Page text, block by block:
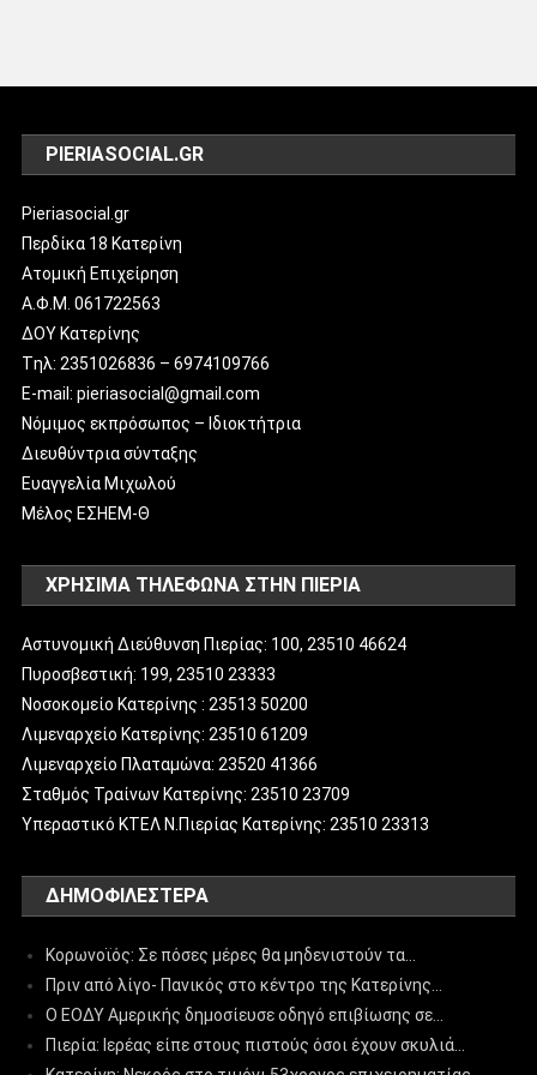
PIERIASOCIAL.GR
Pieriasocial.gr
Περδίκα 18 Κατερίνη
Ατομική Επιχείρηση
Α.Φ.Μ. 061722563
ΔΟΥ Κατερίνης
Tηλ: 2351026836 – 6974109766
E-mail: pieriasocial@gmail.com
Νόμιμος εκπρόσωπος – Ιδιοκτήτρια
Διευθύντρια σύνταξης
Ευαγγελία Μιχωλού
Μέλος ΕΣΗΕΜ-Θ
ΧΡΗΣΙΜΑ ΤΗΛΕΦΩΝΑ ΣΤΗΝ ΠΙΕΡΙΑ
Αστυνομική Διεύθυνση Πιερίας: 100, 23510 46624
Πυροσβεστική: 199, 23510 23333
Νοσοκομείο Κατερίνης : 23513 50200
Λιμεναρχείο Κατερίνης: 23510 61209
Λιμεναρχείο Πλαταμώνα: 23520 41366
Σταθμός Τραίνων Κατερίνης: 23510 23709
Υπεραστικό ΚΤΕΛ Ν.Πιερίας Κατερίνης: 23510 23313
ΔΗΜΟΦΙΛΈΣΤΕΡΑ
Κορωνοϊός: Σε πόσες μέρες θα μηδενιστούν τα…
Πριν από λίγο- Πανικός στο κέντρο της Κατερίνης…
Ο ΕΟΔΥ Αμερικής δημοσίευσε οδηγό επιβίωσης σε…
Πιερία: Ιερέας είπε στους πιστούς όσοι έχουν σκυλιά…